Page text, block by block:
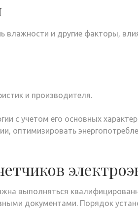
влажности и другие факторы,
и производителя.
с учетом его основных
оптимизировать
выполняться
документами. Порядок